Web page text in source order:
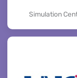
Simulation